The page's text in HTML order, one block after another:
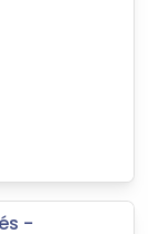
a ...
-